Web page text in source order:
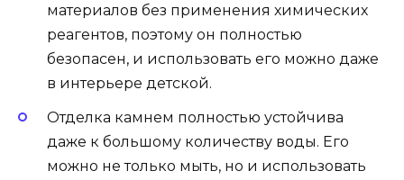
материалов без применения химических
реагентов, поэтому он полностью
безопасен, и использовать его можно даже
в интерьере детской.
Отделка камнем полностью устойчива
даже к большому количеству воды. Его
можно не только мыть, но и использовать